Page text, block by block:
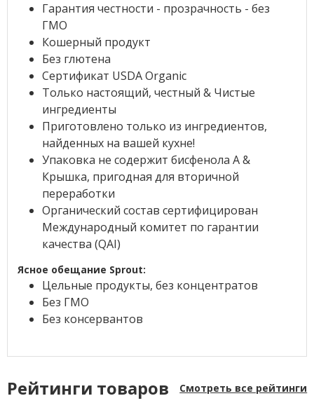
Гарантия честности - прозрачность - без
ГМО
Кошерный продукт
Без глютена
Сертификат USDA Organic
Только настоящий, честный & Чистые
ингредиенты
Приготовлено только из ингредиентов,
найденных на вашей кухне!
Упаковка не содержит бисфенола А &
Крышка, пригодная для вторичной
переработки
Органический состав сертифицирован
Международный комитет по гарантии
качества (QAI)
Ясное обещание Sprout:
Цельные продукты, без концентратов
Без ГМО
Без консервантов
Рейтинги товаров Смотреть все рейтинги